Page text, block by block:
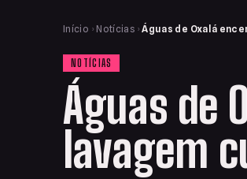
Início › Notícias › Águas de Oxalá
NOTÍCIAS
Águas de
lavagem